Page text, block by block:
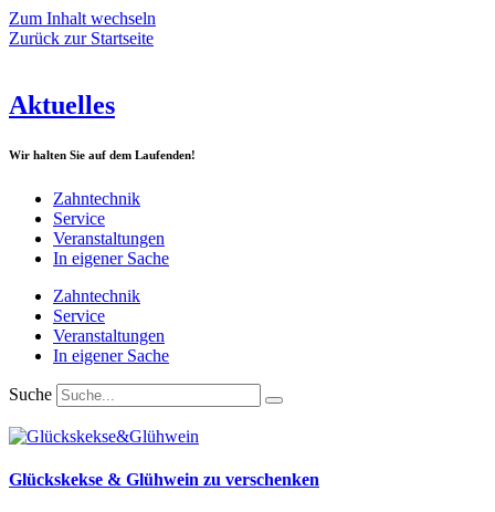
Zum Inhalt wechseln
Zurück zur Startseite
Aktuelles
Wir halten Sie auf dem Laufenden!
Zahntechnik
Service
Veranstaltungen
In eigener Sache
Zahntechnik
Service
Veranstaltungen
In eigener Sache
Suche
Glückskekse & Glühwein zu verschenken